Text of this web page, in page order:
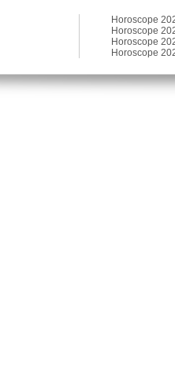
Horoscope
Horoscope
Horoscope
Horoscope